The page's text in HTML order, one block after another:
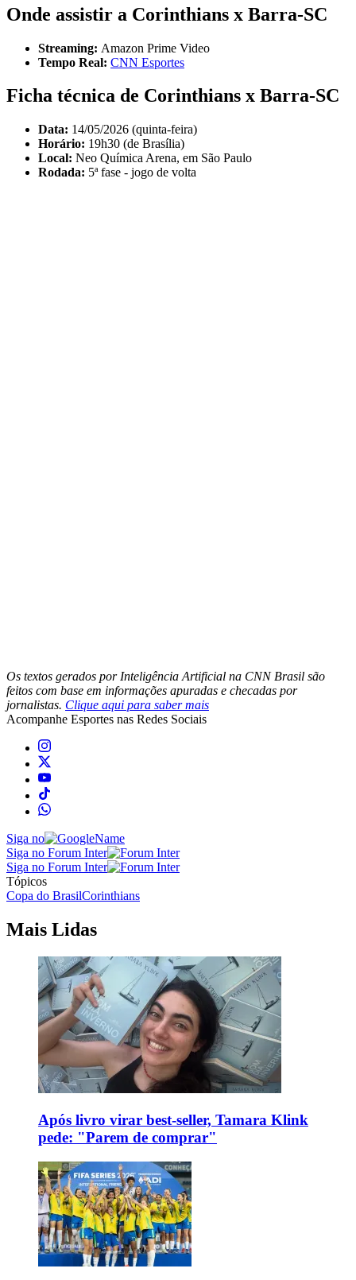
Onde assistir a Corinthians x Barra-SC
Streaming: Amazon Prime Video
Tempo Real: CNN Esportes
Ficha técnica de Corinthians x Barra-SC
Data: 14/05/2026 (quinta-feira)
Horário: 19h30 (de Brasília)
Local: Neo Química Arena, em São Paulo
Rodada: 5ª fase - jogo de volta
Os textos gerados por Inteligência Artificial na CNN Brasil são
feitos com base em informações apuradas e checadas por
jornalistas. Clique aqui para saber mais
Acompanhe Esportes nas Redes Sociais
Siga no
Siga no Forum Inter
Siga no Forum Inter
Tópicos
Copa do BrasilCorinthians
Mais Lidas
Após livro virar best-seller, Tamara Klink
pede: "Parem de comprar"